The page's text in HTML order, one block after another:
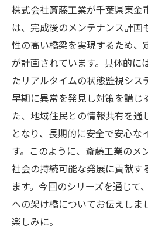
株式会社斎藤工業が千葉県東金
は、完成後のメンテナンス計画
性の高い橋梁を実現するため、
が計画されています。具体的に
たリアルタイムの状態監視シス
早期に異常を発見し対策を講じ
た、地域住民との情報共有を通
となり、長期的に安全で安心な
す。このように、斎藤工業のメ
社会の持続可能な発展に貢献す
ます。今回のシリーズを通じて
への架け橋についてお伝えしま
楽しみに。